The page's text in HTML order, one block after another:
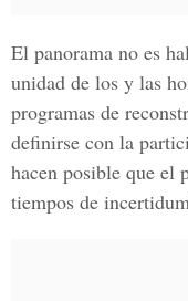
El panorama no es
unidad de los y las
programas de
definirse con la
hacen posible que el
tiempos de